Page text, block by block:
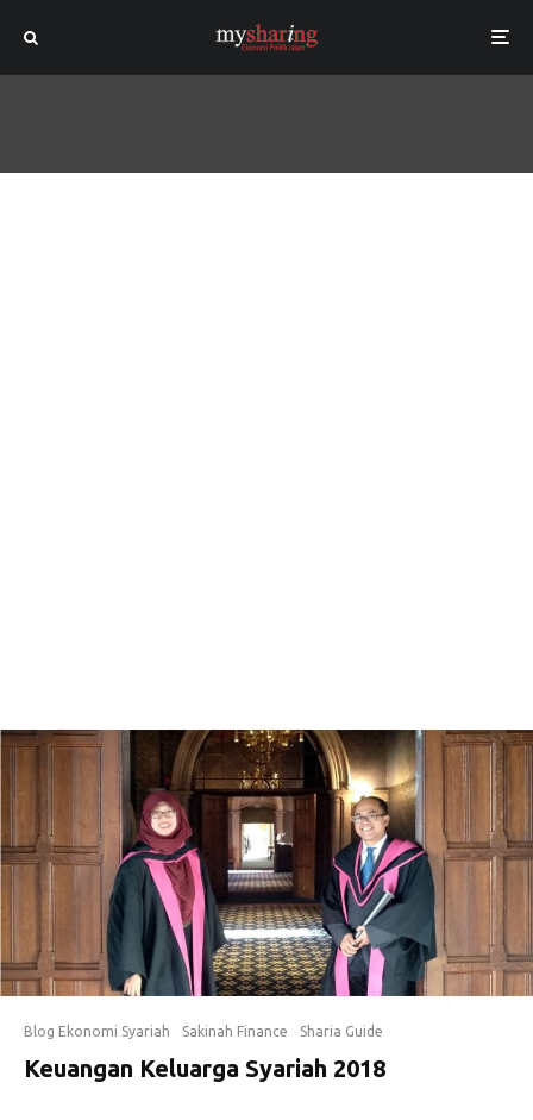
Blog Ekonomi Syariah Sakinah Finance Sharia Guide
Keuangan Keluarga Syariah 2018